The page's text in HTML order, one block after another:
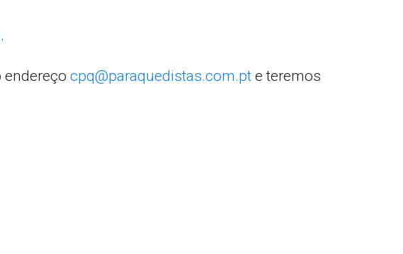
.
endereço cpq@paraquedistas.com.pt e teremos